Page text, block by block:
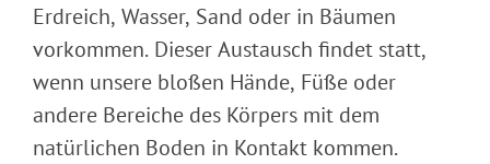
Erdreich, Wasser, Sand oder in Bäumen
vorkommen. Dieser Austausch findet statt,
wenn unsere bloßen Hände, Füße oder
andere Bereiche des Körpers mit dem
natürlichen Boden in Kontakt kommen.